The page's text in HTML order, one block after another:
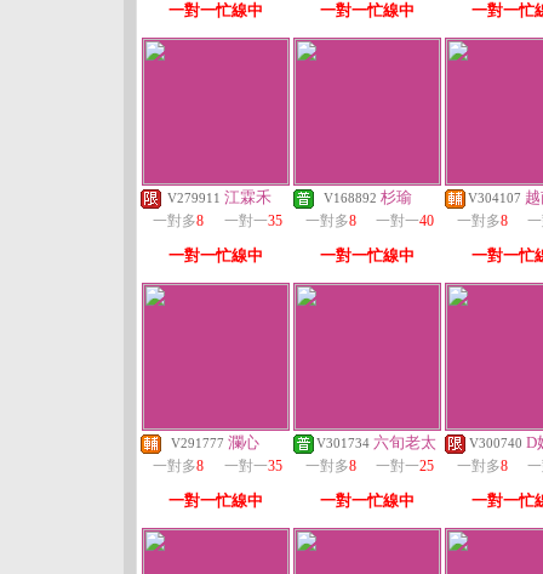
一對一忙線中 一對一忙線中 一對一忙
V279911 江霖禾
一對多8 一對一35
一對一忙線中
V168892 杉瑜
一對多8 一對一40
一對一忙線中
V304107
一對多8
一對一忙
V291777 瀾心
一對多8 一對一35
一對一忙線中
V301734 六旬老太
一對多8 一對一25
一對一忙線中
V300740 D
一對多8
一對一忙